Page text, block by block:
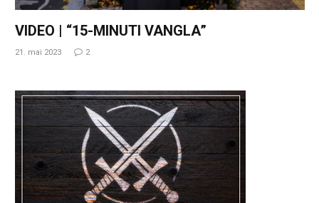
VIDEO | “15-MINUTI VANGLA”
21. mai 2023 2